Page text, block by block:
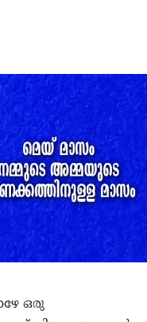
ഒരു